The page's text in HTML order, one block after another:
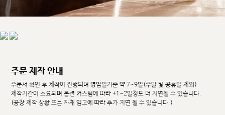
주문 제작 안내
주문서 확인 후 제작이 진행되며 영업일기준 약 7~9일(주말 및 공휴일 제외)
제작기간이 소요되며 옵션 커스텀에 따라 +1~2일정도 더 지연될 수 있습니다.
(공장 제작 상황 또는 자재 입고에 따라 추가 지연 될 수 있습니다.)